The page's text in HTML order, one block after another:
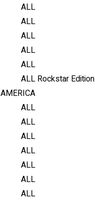
ALL
ALL
ALL
ALL
ALL
Rockstar Edition
ALL
AMERICA
ALL
ALL
ALL
ALL
ALL
ALL
ALL